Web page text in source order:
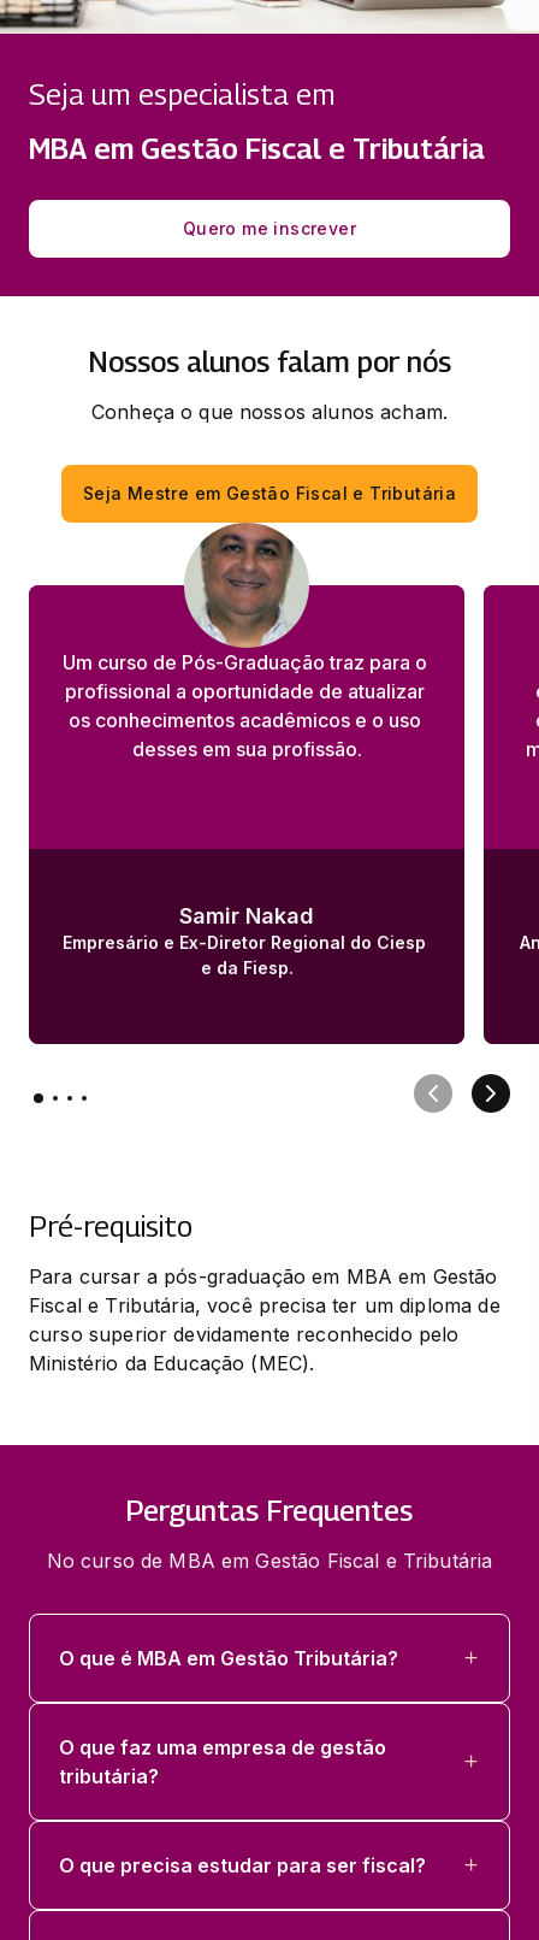
GOVERNANÇA CORPORATIVA E
NEGOCIAÇÃO E GERENCIAMENTO DE
CONFLITOS
33 horas
PLANEJAMENTO TRIBUTÁRIO,
Seja um especialista em
MBA em Gestão Fiscal e Tributária
Quero me inscrever
Nossos alunos falam por nós
Conheça o que nossos alunos acham.
Seja Mestre em Gestão Fiscal e Tributária
Um curso de Pós-Graduação traz para o
profissional a oportunidade de atualizar
os conhecimentos acadêmicos e o uso
desses em sua profissão.
Samir Nakad
Empresário e Ex-Diretor Regional do Ciesp
e da Fiesp.
Pré-requisito
Para cursar a pós-graduação em MBA em Gestão
Fiscal e Tributária, você precisa ter um diploma de
curso superior devidamente reconhecido pelo
Ministério da Educação (MEC).
Perguntas Frequentes
No curso de MBA em Gestão Fiscal e Tributária
O que é MBA em Gestão Tributária?
O que faz uma empresa de gestão
tributária?
O que precisa estudar para ser fiscal?